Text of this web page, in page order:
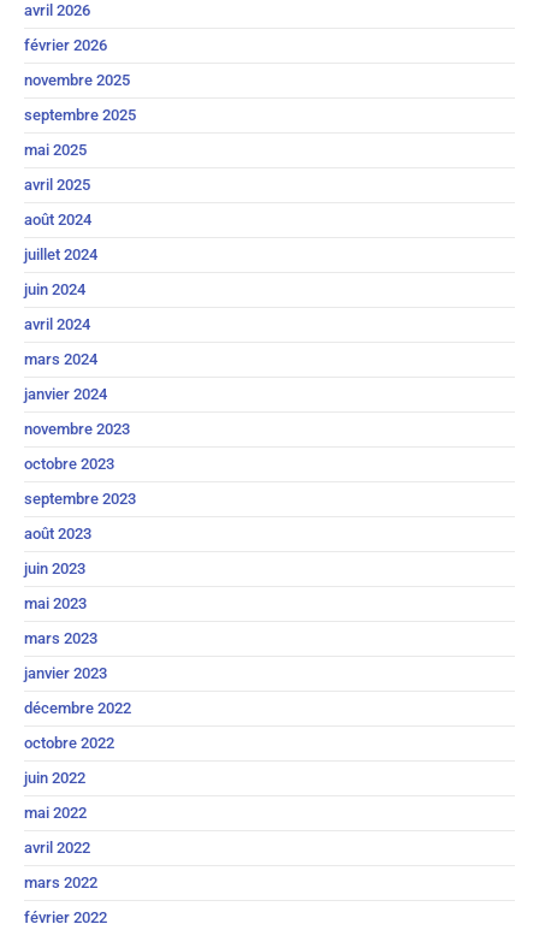
avril 2026
février 2026
novembre 2025
septembre 2025
mai 2025
avril 2025
août 2024
juillet 2024
juin 2024
avril 2024
mars 2024
janvier 2024
novembre 2023
octobre 2023
septembre 2023
août 2023
juin 2023
mai 2023
mars 2023
janvier 2023
décembre 2022
octobre 2022
juin 2022
mai 2022
avril 2022
mars 2022
février 2022